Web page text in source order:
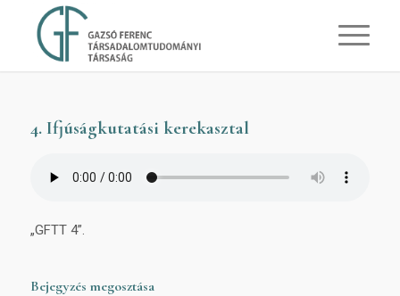
4. Ifjúságkutatási kerekasztal
„GFTT 4”.
Bejegyzés megosztása